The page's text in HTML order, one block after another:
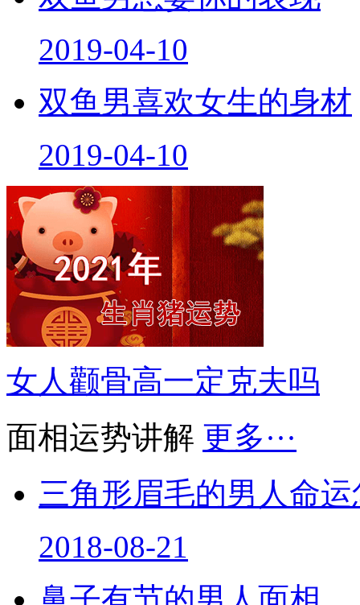
2019-04-10
双鱼男喜欢女生的身材
2019-04-10
女人颧骨高一定克夫吗
面相运势讲解 更多···
三角形眉毛的男人命
2018-08-21